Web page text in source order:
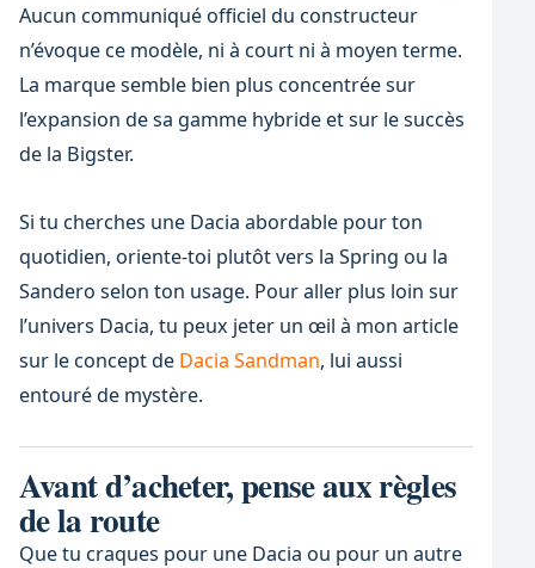
Aucun communiqué officiel du constructeur
n’évoque ce modèle, ni à court ni à moyen terme.
La marque semble bien plus concentrée sur
l’expansion de sa gamme hybride et sur le succès
de la Bigster.
Si tu cherches une Dacia abordable pour ton
quotidien, oriente-toi plutôt vers la Spring ou la
Sandero selon ton usage. Pour aller plus loin sur
l’univers Dacia, tu peux jeter un œil à mon article
sur le concept de Dacia Sandman, lui aussi
entouré de mystère.
Avant d’acheter, pense aux règles
de la route
Que tu craques pour une Dacia ou pour un autre